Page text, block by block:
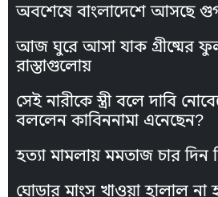
অবশেষে বাংলাদেশে আসছে
আজ ঘুরে আসা যাক গ্রীষ্মের
রাস্তাগুলোয়
সেই নারীকে স্ত্রী বলে দাবি
বললেন কাবিননামা এনেছেন?
হত্যা মামলায় মমতাজ চার দিন
ঘোড়ার মাংস খাওয়া হালাল না